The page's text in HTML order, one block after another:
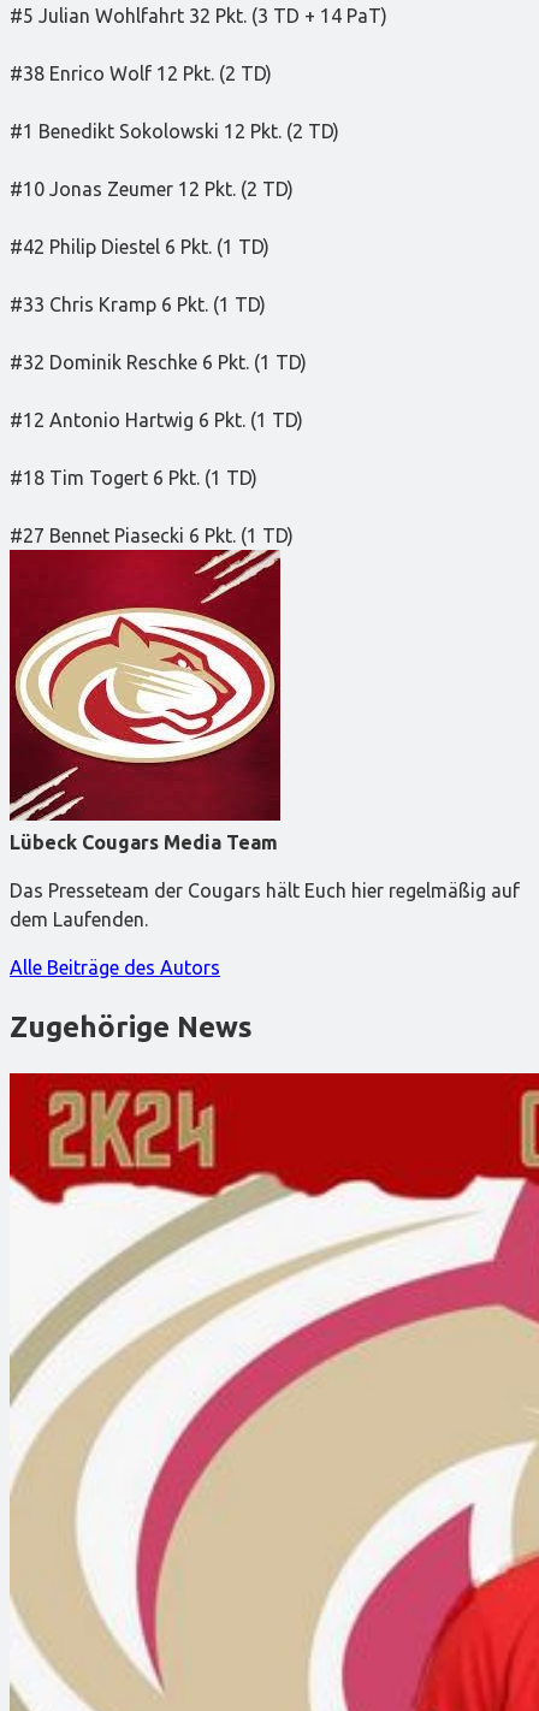
#5 Julian Wohlfahrt 32 Pkt. (3 TD + 14 PaT)
#38 Enrico Wolf 12 Pkt. (2 TD)
#1 Benedikt Sokolowski 12 Pkt. (2 TD)
#10 Jonas Zeumer 12 Pkt. (2 TD)
#42 Philip Diestel 6 Pkt. (1 TD)
#33 Chris Kramp 6 Pkt. (1 TD)
#32 Dominik Reschke 6 Pkt. (1 TD)
#12 Antonio Hartwig 6 Pkt. (1 TD)
#18 Tim Togert 6 Pkt. (1 TD)
#27 Bennet Piasecki 6 Pkt. (1 TD)
Lübeck Cougars Media Team
Das Presseteam der Cougars hält Euch hier regelmäßig auf
dem Laufenden.
Alle Beiträge des Autors
Zugehörige News